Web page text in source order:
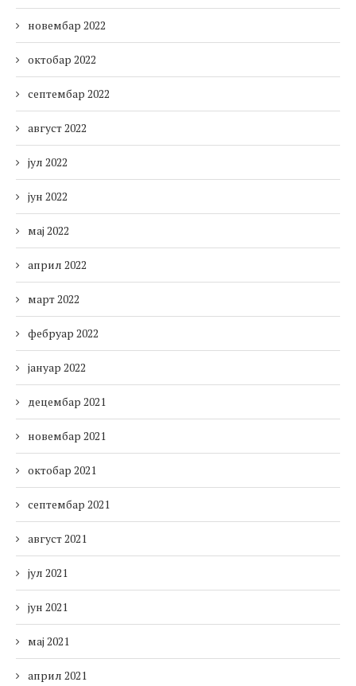
новембар 2022
октобар 2022
септембар 2022
август 2022
јул 2022
јун 2022
мај 2022
април 2022
март 2022
фебруар 2022
јануар 2022
децембар 2021
новембар 2021
октобар 2021
септембар 2021
август 2021
јул 2021
јун 2021
мај 2021
април 2021